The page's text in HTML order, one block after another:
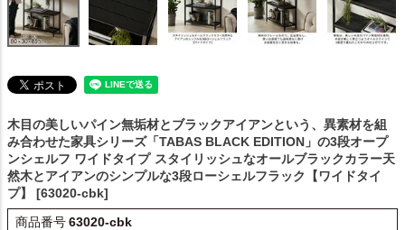
木目の美しいパイン無垢材とブラックアイアンという、異素材を組
み合わせた家具シリーズ「TABAS BLACK EDITION」の3段オープ
ンシェルフ ワイドタイプ スタイリッシュなオールブラックカラー天
然木とアイアンのシンプルな3段ローシェルフラック【ワイドタイ
プ】 [63020-cbk]
商品番号63020-cbk